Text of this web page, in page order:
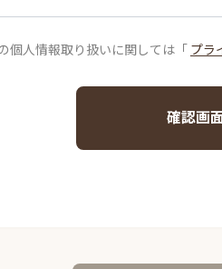
個人情報取り扱いに関しては「 プラ
確認画